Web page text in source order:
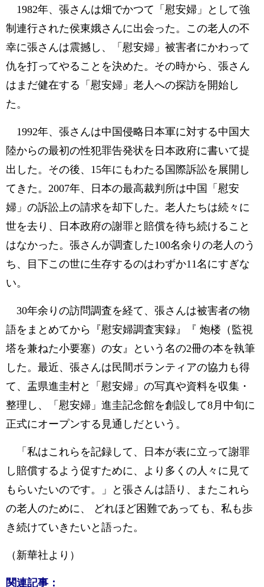
1982年、張さんは畑でかつて「慰安婦」として強
制連行された侯東娥さんに出会った。この老人の不
幸に張さんは震撼し、「慰安婦」被害者にかわって
仇を打ってやることを決めた。その時から、張さん
はまだ健在する「慰安婦」老人への探訪を開始し
た。
1992年、張さんは中国侵略日本軍に対する中国大
陸からの最初の性犯罪告発状を日本政府に書いて提
出した。その後、15年にもわたる国際訴訟を展開し
てきた。2007年、日本の最高裁判所は中国「慰安
婦」の訴訟上の請求を却下した。老人たちは続々に
世を去り、日本政府の謝罪と賠償を待ち続けること
はなかった。張さんが調査した100名余りの老人のう
ち、目下この世に生存するのはわずか11名にすぎな
い。
30年余りの訪問調査を経て、張さんは被害者の物
語をまとめてから『慰安婦調査実録』『 炮楼（監視
塔を兼ねた小要塞）の女』という名の2冊の本を執筆
した。最近、張さんは民間ボランティアの協力も得
て、盂県進圭村と「慰安婦」の写真や資料を収集・
整理し、「慰安婦」進圭記念館を創設して8月中旬に
正式にオープンする見通しだという。
「私はこれらを記録して、日本が表に立って謝罪
し賠償するよう促すために、より多くの人々に見て
もらいたいのです。」と張さんは語り、またこれら
の老人のために、 どれほど困難であっても、私も歩
き続けていきたいと語った。
（新華社より）
関連記事：